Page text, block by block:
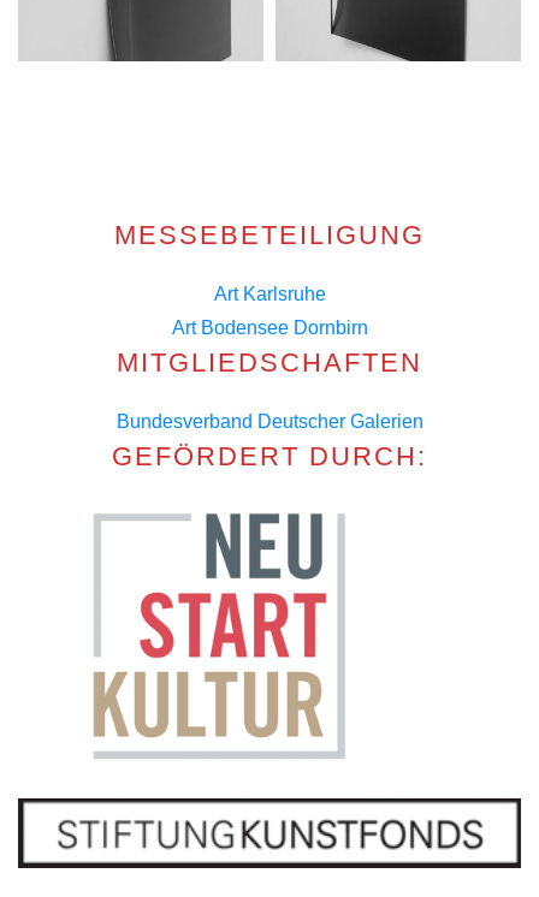
MESSEBETEILIGUNG
Art Karlsruhe
Art Bodensee Dornbirn
MITGLIEDSCHAFTEN
Bundesverband Deutscher Galerien
GEFÖRDERT DURCH: